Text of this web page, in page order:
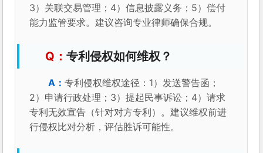
3）关联交易管理；4）信息披露义务；5）偿付
能力监管要求。建议咨询专业律师确保合规。
专利侵权如何维权？
专利侵权维权途径：1）发送警告函；
2）申请行政处理；3）提起民事诉讼；4）请求
专利无效宣告（针对对方专利）。建议维权前进
行侵权比对分析，评估胜诉可能性。